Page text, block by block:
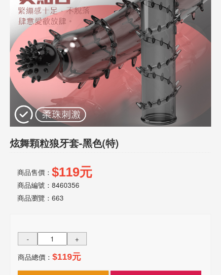
簡
批
說
明
炫舞顆粒狼牙套-黑色(特)
商品售價： $119元
商品編號：8460356
商品瀏覽： 663
-
+
商品總價： $119元